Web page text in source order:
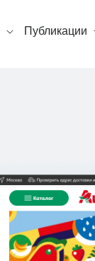
Публикации